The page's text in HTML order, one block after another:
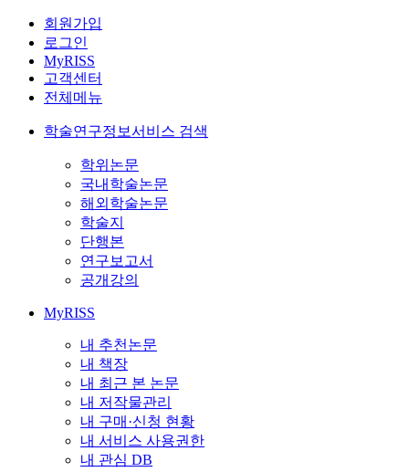
회원가입
로그인
MyRISS
고객센터
전체메뉴
학술연구정보서비스 검색
학위논문
국내학술논문
해외학술논문
학술지
단행본
연구보고서
공개강의
MyRISS
내 추천논문
내 책장
내 최근 본 논문
내 저작물관리
내 구매·신청 현황
내 서비스 사용권한
내 관심 DB